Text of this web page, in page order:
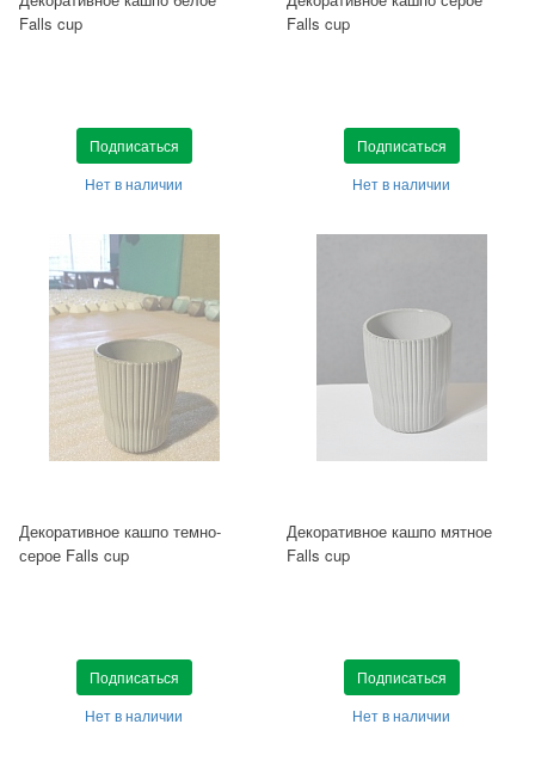
Falls cup
Подписаться
Нет в наличии
Falls cup
Подписаться
Нет в наличии
Декоративное кашпо темно-
серое Falls cup
Подписаться
Нет в наличии
Декоративное кашпо мятное
Falls cup
Подписаться
Нет в наличии